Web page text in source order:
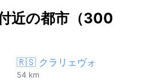
近の都市（300
🇷🇸 クラリェヴォ
54 km